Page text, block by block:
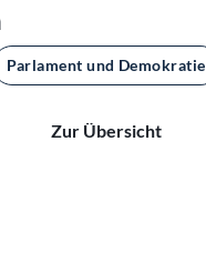
Parlament und Demokratie
Zur Übersicht